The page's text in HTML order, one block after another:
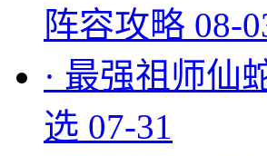
阵容攻略 08-
· 最强祖师仙
选 07-31